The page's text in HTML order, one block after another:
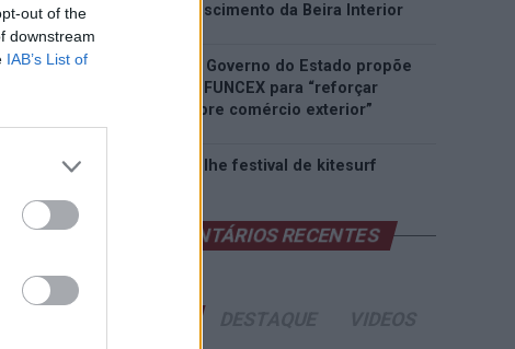
out of the
downstream
IAB’s List of
motores do crescimento da Beira Interior
Rio de Janeiro: Governo do Estado propõe
parceria com a FUNCEX para “reforçar
inteligência sobre comércio exterior”
Esposende acolhe festival de kitesurf
COMENTÁRIOS RECENTES